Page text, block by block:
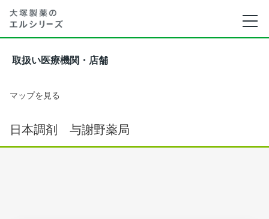
取扱い医療機関・店舗
マップを見る
日本調剤 与謝野薬局